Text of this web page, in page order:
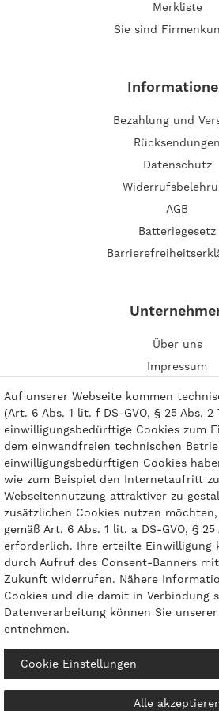
Merkliste
Sie sind
Bezahlung und
Rücksendungen
Datenschutz
AGB
Batteriegesetz
Über uns
Impressum
© 2026 gasprofi / Alle Preise sind inkl.
Auf unserer Webseite kommen
(Art. 6 Abs. 1 lit. f DS-GVO, § 25 Abs. 2
einwilligungsbedürftige Cookies zum
dem einwandfreien technischen
einwilligungsbedürftigen Cookies
wie zum Beispiel den Internetaufritt
Webseitennutzung attraktiver zu
zusätzlichen Cookies nutzen
gemäß Art. 6 Abs. 1 lit. a DS-GVO, § 25
erforderlich. Ihre erteilte Einwilligung
durch Aufruf des Consent-Banners
Zukunft widerrufen. Nähere
Cookies und die damit in Verbindung
Datenverarbeitung können Sie unserer
entnehmen.
Cookie Einstellungen
Alle